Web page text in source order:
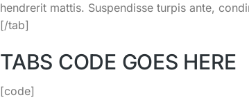
hendrerit mattis. Suspendisse turpis ante,
[/tab]
TABS CODE GOES HERE
[code]